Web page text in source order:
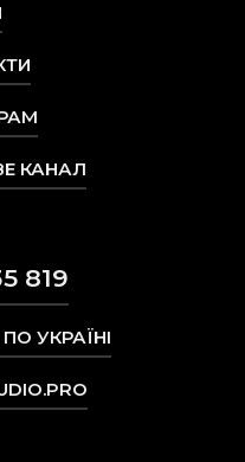
КАНАЛ
819
УКРАЇНІ